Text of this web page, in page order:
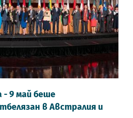
- 9 май беше
в Австралия и